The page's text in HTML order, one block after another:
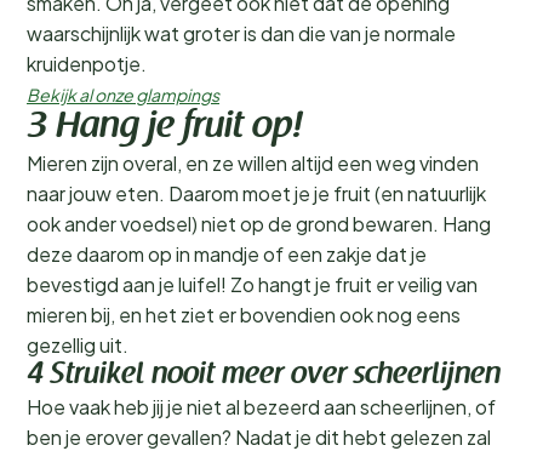
waarschijnlijk wat groter is dan die van je normale
kruidenpotje.
Bekijk al onze glampings
3 Hang je fruit op!
Mieren zijn overal, en ze willen altijd een weg vinden
naar jouw eten. Daarom moet je je fruit (en natuurlijk
ook ander voedsel) niet op de grond bewaren. Hang
deze daarom op in mandje of een zakje dat je
bevestigd aan je luifel! Zo hangt je fruit er veilig van
mieren bij, en het ziet er bovendien ook nog eens
gezellig uit.
4 Struikel nooit meer over scheerlijnen
Hoe vaak heb jij je niet al bezeerd aan scheerlijnen, of
ben je erover gevallen? Nadat je dit hebt gelezen zal